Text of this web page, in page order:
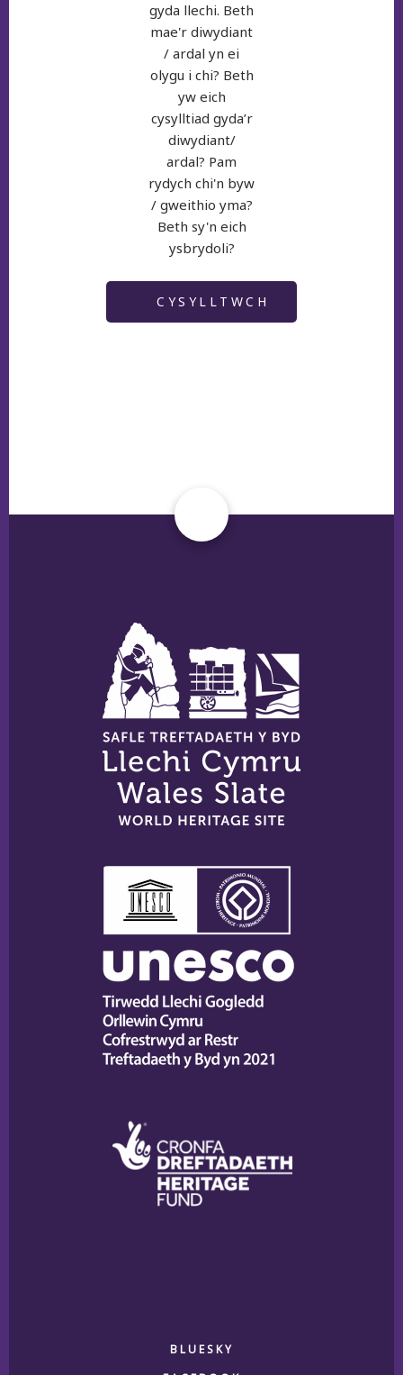
gyda llechi. Beth
mae'r diwydiant
/ ardal yn ei
olygu i chi? Beth
yw eich
cysylltiad gyda’r
diwydiant/
ardal? Pam
rydych chi'n byw
/ gweithio yma?
Beth sy'n eich
ysbrydoli?
CYSYLLTWCH
BLUESKY